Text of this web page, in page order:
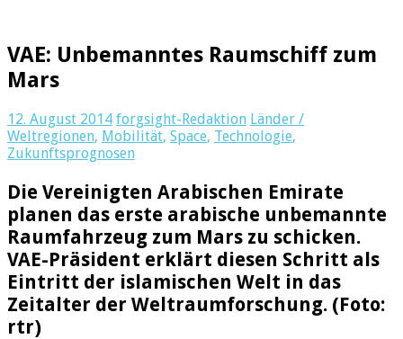
VAE: Unbemanntes Raumschiff zum
Mars
12. August 2014 forgsight-Redaktion Länder /
Weltregionen, Mobilität, Space, Technologie,
Zukunftsprognosen
Die Vereinigten Arabischen Emirate
planen das erste arabische unbemannte
Raumfahrzeug zum Mars zu schicken.
VAE-Präsident erklärt diesen Schritt als
Eintritt der islamischen Welt in das
Zeitalter der Weltraumforschung. (Foto:
rtr)